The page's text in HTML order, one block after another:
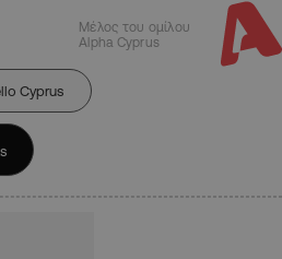
Μέλος του ομίλου
Alpha Cyprus
Cyprus